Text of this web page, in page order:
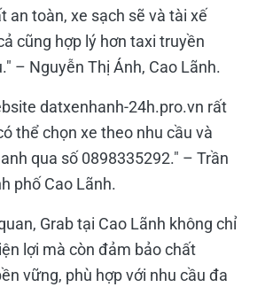
an toàn, xe sạch sẽ và tài xế
cũng hợp lý hơn taxi truyền
– Nguyễn Thị Ánh, Cao Lãnh.
datxenhanh-24h.pro.vn rất
thể chọn xe theo nhu cầu và
qua số 0898335292." – Trần
phố Cao Lãnh.
Grab tại Cao Lãnh không chỉ
lợi mà còn đảm bảo chất
vững, phù hợp với nhu cầu đa